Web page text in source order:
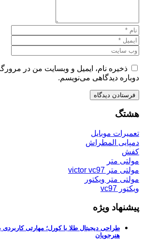
ذخیره نام، ایمیل و وبسایت من در
دوباره دیدگاهی می‌نویسم.
هشتگ
تعمیرات موبایل
دمپایی المطراش
کفش
مولتی متر
مولتی متر victor vc97
مولتی متر ویکتور
ویکتور vc97
پیشنهاد ویژه
طراحی دیجیتال طلا با کورل؛ مهارتی
هنرجویان